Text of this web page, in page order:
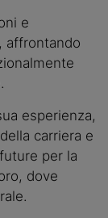
e
affrontando
esperienza,
carriera e
per la
dove